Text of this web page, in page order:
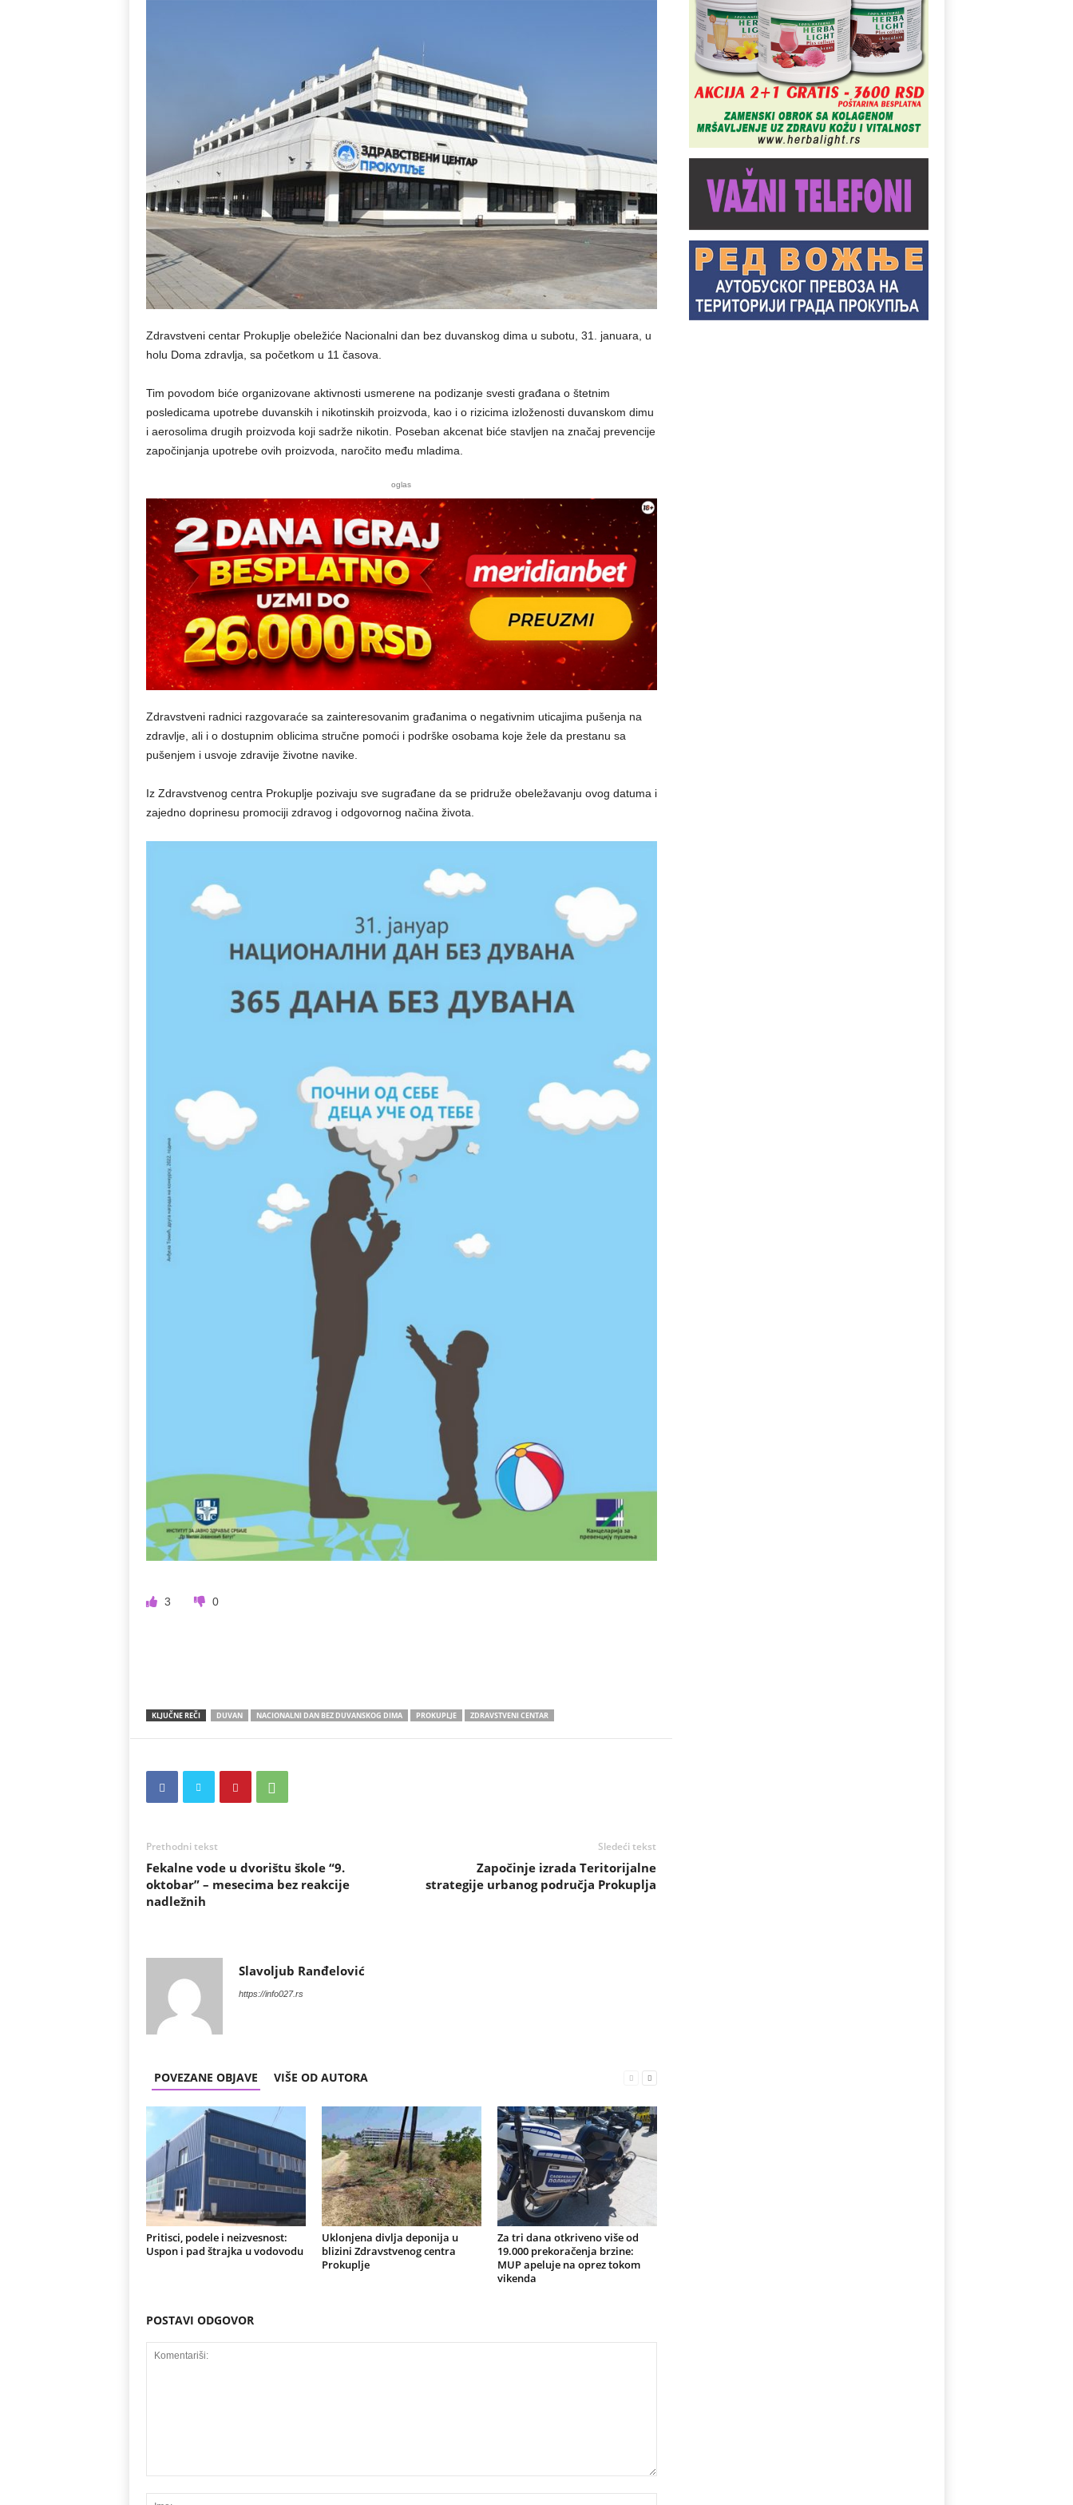
Zdravstveni centar Prokuplje obeležiće Nacionalni dan bez duvanskog dima u subotu, 31. januara, u
holu Doma zdravlja, sa početkom u 11 časova.
Tim povodom biće organizovane aktivnosti usmerene na podizanje svesti građana o štetnim
posledicama upotrebe duvanskih i nikotinskih proizvoda, kao i o rizicima izloženosti duvanskom dimu
i aerosolima drugih proizvoda koji sadrže nikotin. Poseban akcenat biće stavljen na značaj prevencije
započinjanja upotrebe ovih proizvoda, naročito među mladima.
oglas
Zdravstveni radnici razgovaraće sa zainteresovanim građanima o negativnim uticajima pušenja na
zdravlje, ali i o dostupnim oblicima stručne pomoći i podrške osobama koje žele da prestanu sa
pušenjem i usvoje zdravije životne navike.
Iz Zdravstvenog centra Prokuplje pozivaju sve sugrađane da se pridruže obeležavanju ovog datuma i
zajedno doprinesu promociji zdravog i odgovornog načina života.
3 0
KLJUČNE REČI DUVAN NACIONALNI DAN BEZ DUVANSKOG DIMA PROKUPLJE ZDRAVSTVENI CENTAR
Prethodni tekst
Fekalne vode u dvorištu škole “9.
oktobar” – mesecima bez reakcije
nadležnih
Sledeći tekst
Započinje izrada Teritorijalne
strategije urbanog područja Prokuplja
Slavoljub Ranđelović
https://info027.rs
POVEZANE OBJAVE VIŠE OD AUTORA
Pritisci, podele i neizvesnost:
Uspon i pad štrajka u vodovodu
Uklonjena divlja deponija u
blizini Zdravstvenog centra
Prokuplje
Za tri dana otkriveno više od
19.000 prekoračenja brzine:
MUP apeluje na oprez tokom
vikenda
POSTAVI ODGOVOR